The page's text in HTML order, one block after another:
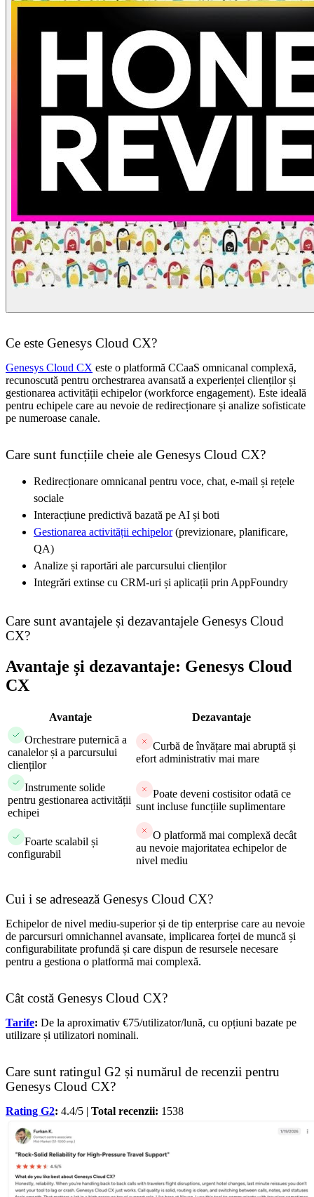
Ce este Genesys Cloud CX?
Genesys Cloud CX este o platformă CCaaS omnicanal complexă,
recunoscută pentru orchestrarea avansată a experienței clienților și
gestionarea activității echipelor (workforce engagement). Este ideală
pentru echipele care au nevoie de redirecționare și analize sofisticate
pe numeroase canale.
Care sunt funcțiile cheie ale Genesys Cloud CX?
Redirecționare omnicanal pentru voce, chat, e-mail și rețele
sociale
Interacțiune predictivă bazată pe AI și boti
Gestionarea activității echipelor(previzionare, planificare,
QA)
Analize și raportări ale parcursului clienților
Integrări extinse cu CRM-uri și aplicații prin AppFoundry
Care sunt avantajele și dezavantajele Genesys Cloud
CX?
Avantaje și dezavantaje: Genesys Cloud
CX
Avantaje
Dezavantaje
Orchestrare puternică a
canalelor și a parcursului
clienților
Curbă de învățare mai abruptă și
efort administrativ mai mare
Instrumente solide
pentru gestionarea activității
echipei
Poate deveni costisitor odată ce
sunt incluse funcțiile suplimentare
Foarte scalabil și
configurabil
O platformă mai complexă decât
au nevoie majoritatea echipelor de
nivel mediu
Cui i se adresează Genesys Cloud CX?
Echipelor de nivel mediu-superior și de tip enterprise care au nevoie
de parcursuri omnichannel avansate, implicarea forței de muncă și
configurabilitate profundă și care dispun de resursele necesare
pentru a gestiona o platformă mai complexă.
Cât costă Genesys Cloud CX?
Tarife: De la aproximativ €75/utilizator/lună, cu opțiuni bazate pe
utilizare și utilizatori nominali.
Care sunt ratingul G2 și numărul de recenzii pentru
Genesys Cloud CX?
Rating G2: 4.4/5 | Total recenzii: 1538